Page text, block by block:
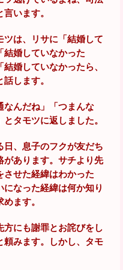
います。
ツは、リサに「結婚して
結婚していなかった
婚していなかったら、
します。
なんだね」「つまんな
タモツに返しました。
日、息子のフクが友だち
があります。サチより先
させた経緯はわかった
なった経緯は何か知り
ます。
方にも謝罪とお詫びをし
頼みます。しかし、タモ